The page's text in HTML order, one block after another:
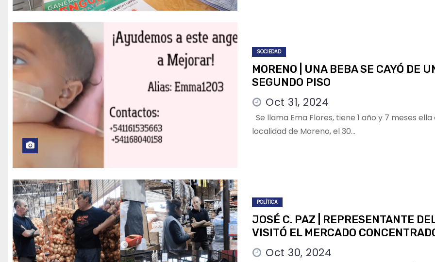
SOCIEDAD
MORENO | UNA BEBA SE CAYÓ DE
SEGUNDO PISO
Oct 31, 2024
Se llama Ema Flores, tiene 1 año y 7 meses ella
localidad de Moreno, el 30…
POLÍTICA
JOSÉ C. PAZ | REPRESENTANTE
VISITÓ EL MERCADO
Oct 30, 2024